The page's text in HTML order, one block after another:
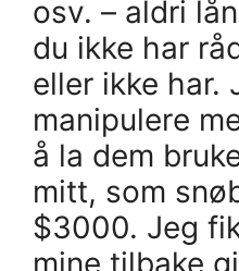
osv. – aldri
du ikke har
eller ikke har.
manipulere
å la dem
mitt, som
$3000. Jeg
mine tilbake